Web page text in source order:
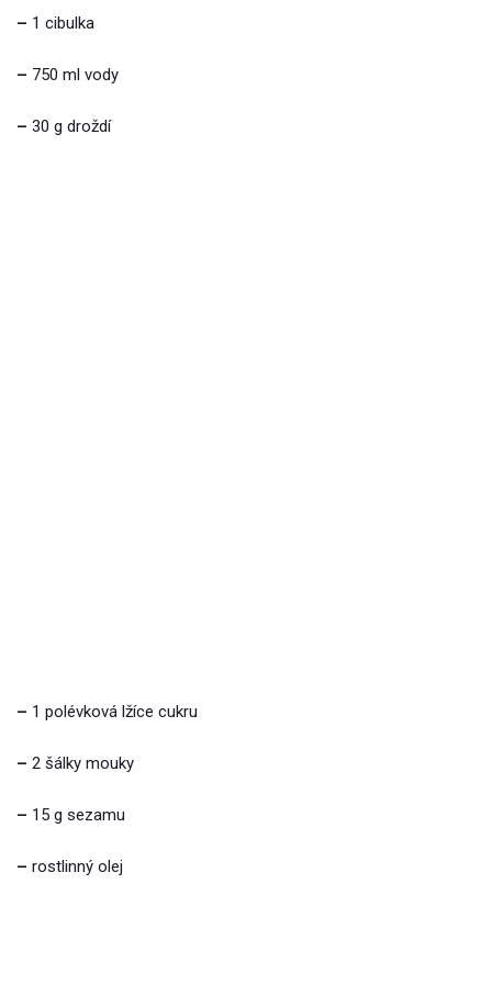
– 1 cibulka
– 750 ml vody
– 30 g droždí
– 1 polévková lžíce cukru
– 2 šálky mouky
– 15 g sezamu
– rostlinný olej